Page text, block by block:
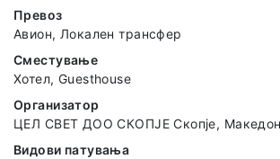
Превоз
Авион, Локален трансфер
Сместување
Хотел, Guesthouse
Организатор
ЦЕЛ СВЕТ ДОО СКОПЈЕ Скопје,
Видови патувања